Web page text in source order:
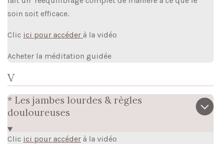
soin soit efficace.
Clic ici pour accéder à la vidéo
Acheter la méditation guidée
V
* Les jambes lourdes & règles
douloureuses
Clic ici pour accéder à la vidéo